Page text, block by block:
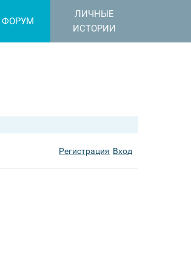
ФОРУМ
ЛИЧНЫЕ
ИСТОРИИ
Регистрация Вход